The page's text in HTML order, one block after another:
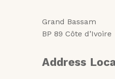
Grand Bassam
BP 89 Côte d’Ivoire
Address